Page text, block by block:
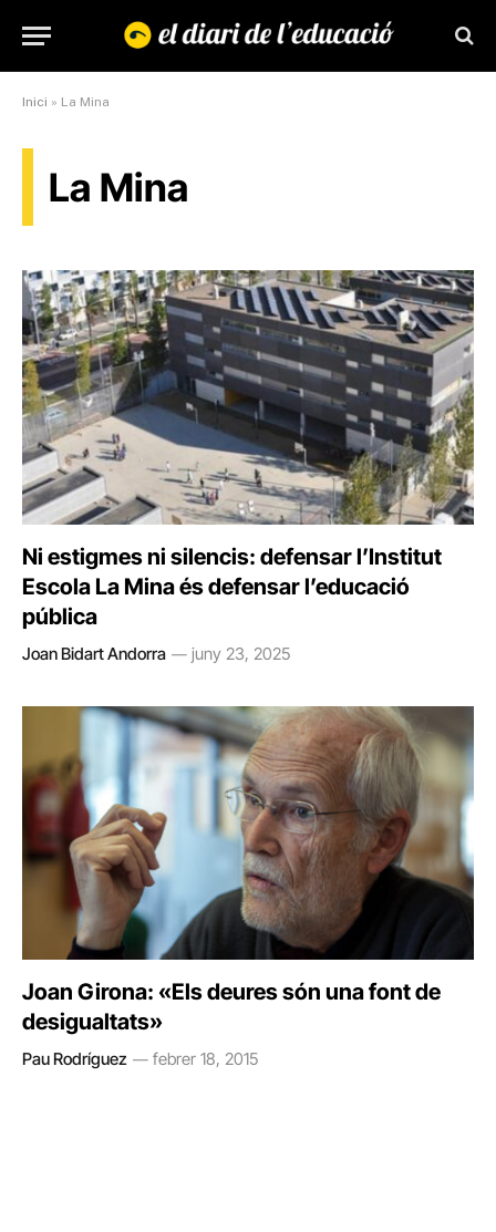
Inici » La Mina
La Mina
Ni estigmes ni silencis: defensar l’Institut
Escola La Mina és defensar l’educació
pública
Joan Bidart Andorra juny 23, 2025
Joan Girona: «Els deures són una font de
desigualtats»
Pau Rodríguez febrer 18, 2015